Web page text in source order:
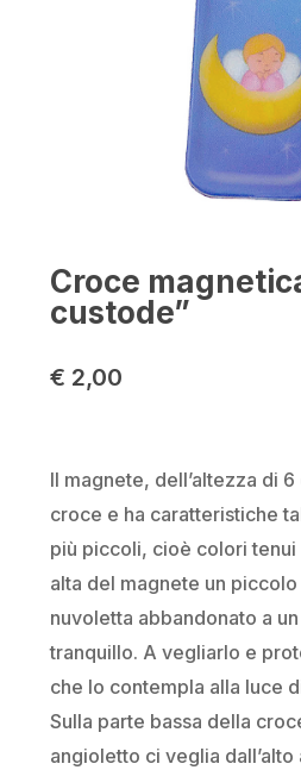
Croce
custode”
€ 2,00
Il magnete, dell’altezza di
croce e ha caratteristiche
più piccoli, cioè colori tenui
alta del magnete un
nuvoletta abbandonato a
tranquillo. A vegliarlo e
che lo contempla alla luce
Sulla parte bassa della
angioletto ci veglia
Nome